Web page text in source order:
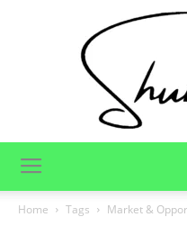
Home Tags Market &